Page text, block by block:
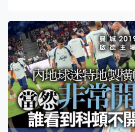
110%；其中博愛醫院情況最嚴重
的水平。有專家表示情況普遍，中
許樹昌：「長者吃得不好，或有糖
高血壓，很多檢查需時，自然病床
時都會看到的，你看到超過 120%
就加床，經常發生的在公立醫院。
周錄得10.65%，較上周上升0.95個
的基線水平；冠狀病毒呈陽性比率
說，近年接種加強劑的人數不多，